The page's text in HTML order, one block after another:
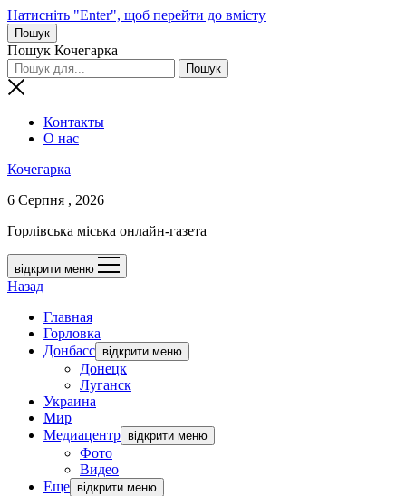
Натисніть "Enter", щоб перейти до вмісту
Пошук
Пошук Кочегарка
Контакты
О нас
Кочегарка
6 Серпня , 2026
Горлівська міська онлайн-газета
відкрити меню
Назад
Главная
Горловка
Донбасс відкрити меню
Донецк
Луганск
Украина
Мир
Медиацентр відкрити меню
Фото
Видео
Еще відкрити меню